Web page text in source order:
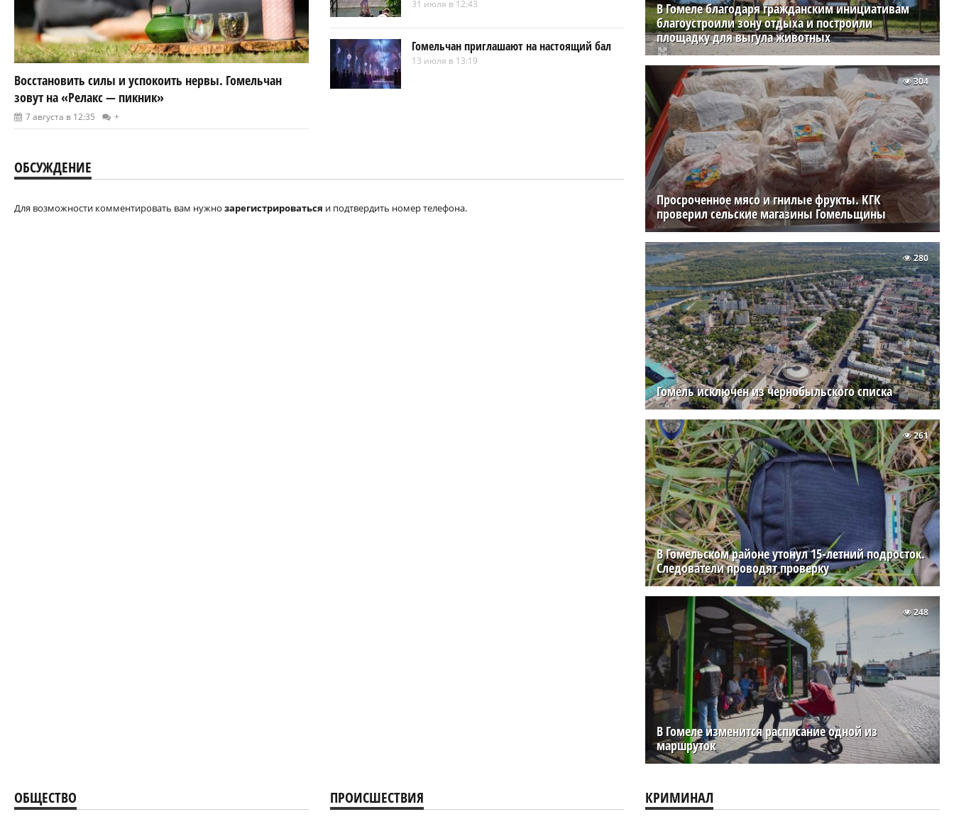
Восстановить силы и успокоить нервы. Гомельчан
зовут на «Релакс — пикник»
7 августа в 12:35 +
31 июля в 12:43
Гомельчан приглашают на настоящий бал
13 июля в 13:19
ОБСУЖДЕНИЕ
Для возможности комментировать вам нужно зарегистрироваться и подтвердить номер телефона.
В Гомеле благодаря гражданским инициативам
благоустроили зону отдыха и построили
площадку для выгула животных
Просроченное мясо и гнилые фрукты. КГК
проверил сельские магазины Гомельщины
304
Гомель исключен из чернобыльского списка
280
В Гомельском районе утонул 15-летний подросток.
Следователи проводят проверку
261
В Гомеле изменится расписание одной из
маршруток
248
ОБЩЕСТВО ПРОИСШЕСТВИЯ КРИМИНАЛ